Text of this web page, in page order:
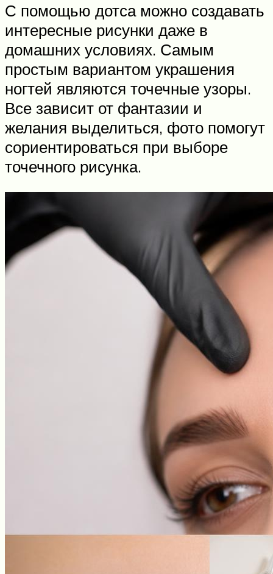
С помощью дотса можно создавать
интересные рисунки даже в
домашних условиях. Самым
простым вариантом украшения
ногтей являются точечные узоры.
Все зависит от фантазии и
желания выделиться, фото помогут
сориентироваться при выборе
точечного рисунка.